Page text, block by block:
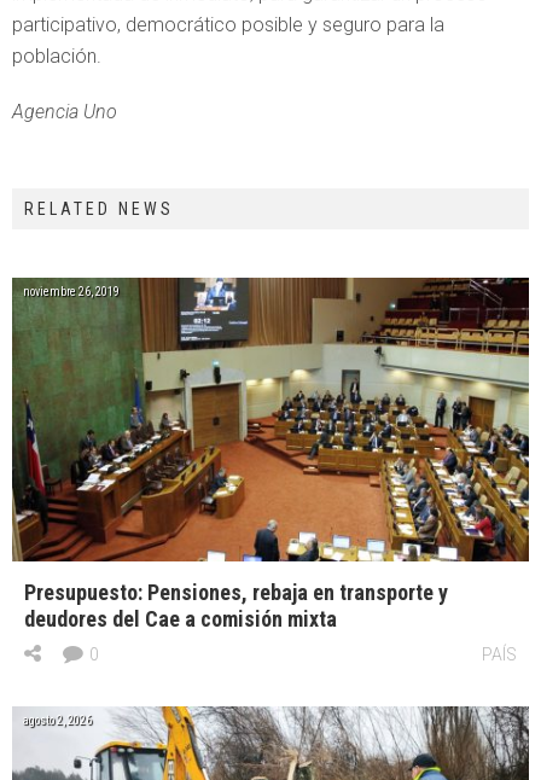
participativo, democrático posible y seguro para la
población.
Agencia Uno
RELATED NEWS
noviembre 26, 2019
Presupuesto: Pensiones, rebaja en transporte y
deudores del Cae a comisión mixta
PAÍS
0
agosto 2, 2026